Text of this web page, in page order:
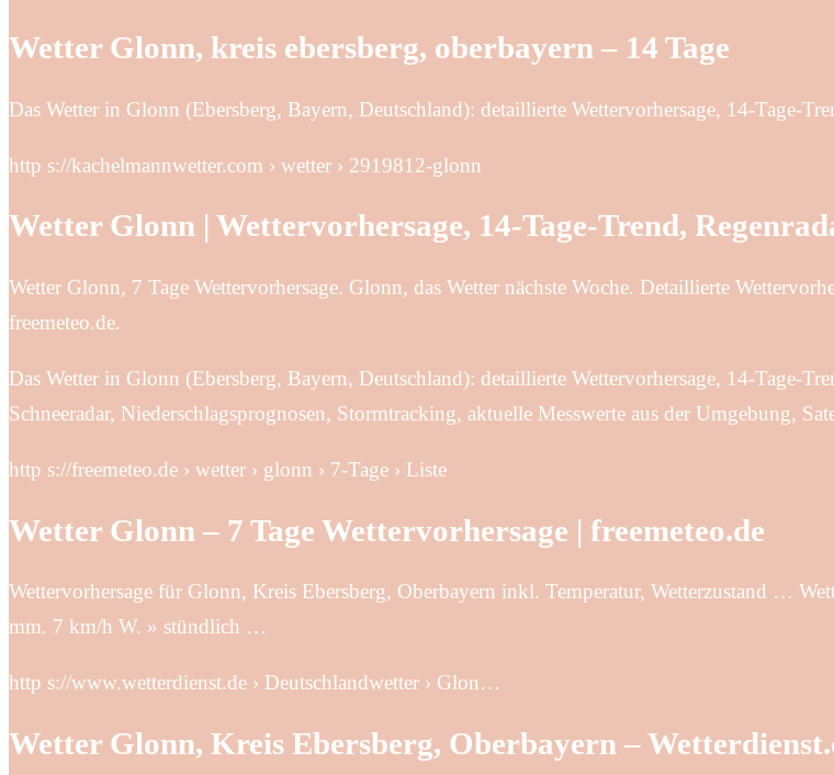
Wetter Glonn, kreis ebersberg, oberbayern – 14 Tage
Das Wetter in Glonn (Ebersberg, Bayern, Deutschland): detaillierte Wettervorhersage, 14-Tage-
http s://kachelmannwetter.com › wetter › 2919812-glonn
Wetter Glonn | Wettervorhersage, 14-Tage-Trend,
Wetter Glonn, 7 Tage Wettervorhersage. Glonn, das Wetter nächste Woche. Detaillierte
freemeteo.de.
Das Wetter in Glonn (Ebersberg, Bayern, Deutschland): detaillierte Wettervorhersage, 14-Tage-
Schneeradar, Niederschlagsprognosen, Stormtracking, aktuelle Messwerte aus der Umgebung,
http s://freemeteo.de › wetter › glonn › 7-Tage › Liste
Wetter Glonn – 7 Tage Wettervorhersage | freemeteo.de
Wettervorhersage für Glonn, Kreis Ebersberg, Oberbayern inkl. Temperatur, Wetterzustand …
mm. 7 km/h W. » stündlich …
http s://www.wetterdienst.de › Deutschlandwetter › Glon…
Wetter Glonn, Kreis Ebersberg, Oberbayern –